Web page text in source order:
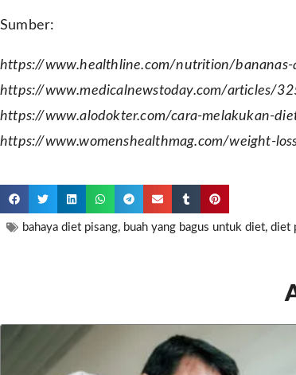
Sumber:
https://www.healthline.com/nutrition/bananas-
https://www.medicalnewstoday.com/articles/
https://www.alodokter.com/cara-melakukan-
https://www.womenshealthmag.com/weight-
bahaya diet pisang, buah yang bagus untuk diet, diet